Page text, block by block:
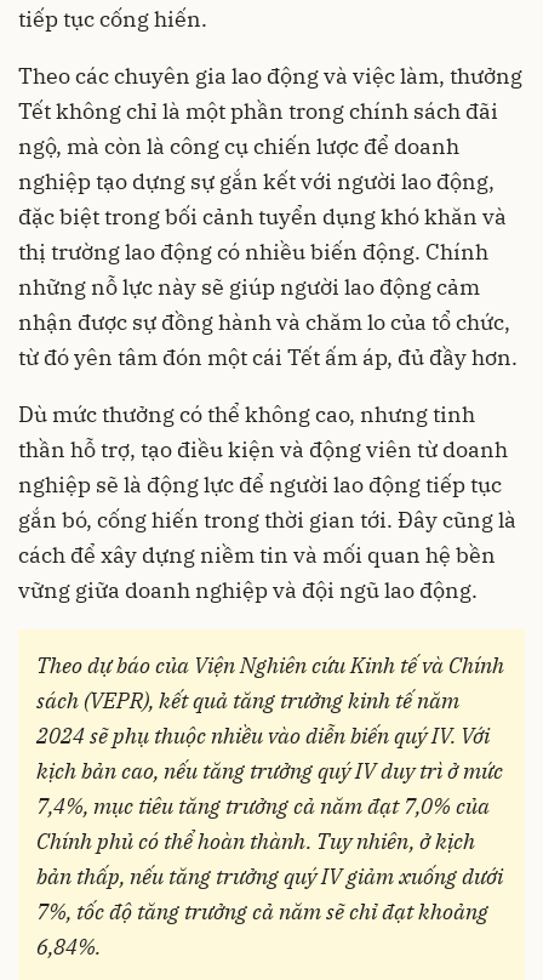
tiếp tục cống hiến.
Theo các chuyên gia lao động và việc làm, thưởng
Tết không chỉ là một phần trong chính sách đãi
ngộ, mà còn là công cụ chiến lược để doanh
nghiệp tạo dựng sự gắn kết với người lao động,
đặc biệt trong bối cảnh tuyển dụng khó khăn và
thị trường lao động có nhiều biến động. Chính
những nỗ lực này sẽ giúp người lao động cảm
nhận được sự đồng hành và chăm lo của tổ chức,
từ đó yên tâm đón một cái Tết ấm áp, đủ đầy hơn.
Dù mức thưởng có thể không cao, nhưng tinh
thần hỗ trợ, tạo điều kiện và động viên từ doanh
nghiệp sẽ là động lực để người lao động tiếp tục
gắn bó, cống hiến trong thời gian tới. Đây cũng là
cách để xây dựng niềm tin và mối quan hệ bền
vững giữa doanh nghiệp và đội ngũ lao động.
Theo dự báo của Viện Nghiên cứu Kinh tế và Chính
sách (VEPR), kết quả tăng trưởng kinh tế năm
2024 sẽ phụ thuộc nhiều vào diễn biến quý IV. Với
kịch bản cao, nếu tăng trưởng quý IV duy trì ở mức
7,4%, mục tiêu tăng trưởng cả năm đạt 7,0% của
Chính phủ có thể hoàn thành. Tuy nhiên, ở kịch
bản thấp, nếu tăng trưởng quý IV giảm xuống dưới
7%, tốc độ tăng trưởng cả năm sẽ chỉ đạt khoảng
6,84%.